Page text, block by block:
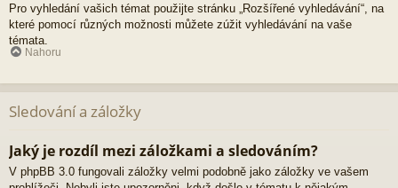
Pro vyhledání vašich témat použijte stránku „Rozšířené vyhledávání“, na
které pomocí různých možnosti můžete zúžit vyhledávání na vaše
témata.
Nahoru
Sledování a záložky
Jaký je rozdíl mezi záložkami a sledováním?
V phpBB 3.0 fungovali záložky velmi podobně jako záložky ve vašem